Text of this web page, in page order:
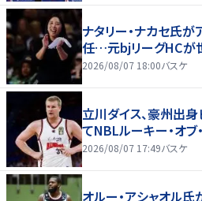
ナタリー・ナカセ氏
任…元bjリーグHCが
2026/08/07 18:00バスケ
立川ダイス、豪州出
てNBLルーキー・オブ
2026/08/07 17:49バスケ
オルー・アシャオル